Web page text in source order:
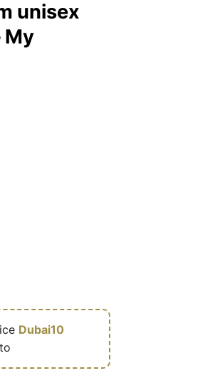
unisex
My
Dubai10
– My Perfumes (MPF) quantità